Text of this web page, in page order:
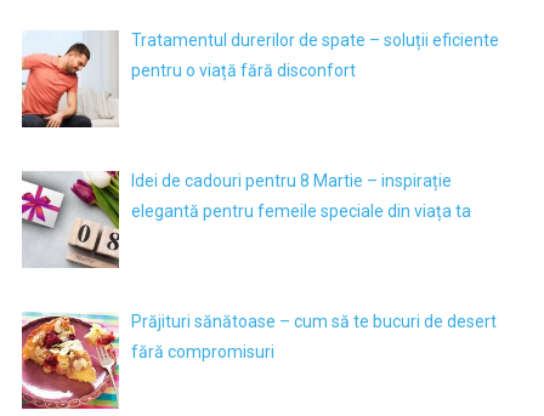
Tratamentul durerilor de spate – soluții eficiente
pentru o viață fără disconfort
Idei de cadouri pentru 8 Martie – inspirație
elegantă pentru femeile speciale din viața ta
Prăjituri sănătoase – cum să te bucuri de desert
fără compromisuri